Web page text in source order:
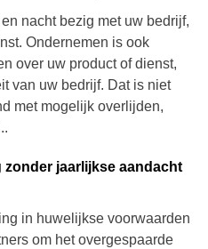
nacht bezig met uw bedrijf,
Ondernemen is ook
over uw product of dienst,
van uw bedrijf. Dat is niet
met mogelijk overlijden,
jaarlijkse aandacht
in huwelijkse voorwaarden
om het overgespaarde